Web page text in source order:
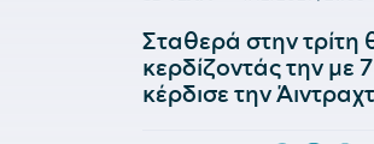
Σταθερά στην τρίτη
κερδίζοντάς την με
κέρδισε την